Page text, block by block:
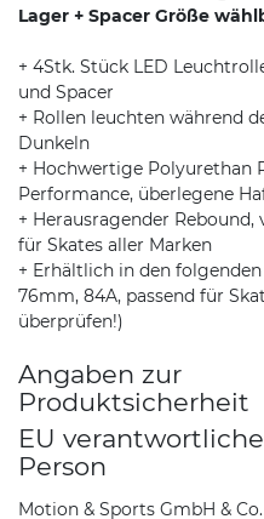
Lager + Spacer Größe
+ 4Stk. Stück LED
und Spacer
+ Rollen leuchten während
Dunkeln
+ Hochwertige Polyurethan
Performance, überlegene
+ Herausragender
für Skates aller Marken
+ Erhältlich in den
76mm, 84A, passend für
überprüfen!)
Angaben zur
Produktsicherheit
EU verantwortliche
Person
Motion & Sports GmbH &